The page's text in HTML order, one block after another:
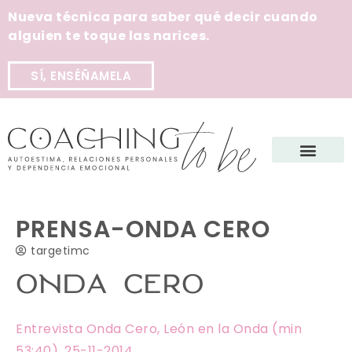
Nueva técnica para saber qué decir cuando
alguien te toque las narices.
SÍ, ENSÉÑAMELA
PRENSA-ONDA CERO
targetimc
ONDA CERO
Entrevista Onda Cero, León en la Onda (min